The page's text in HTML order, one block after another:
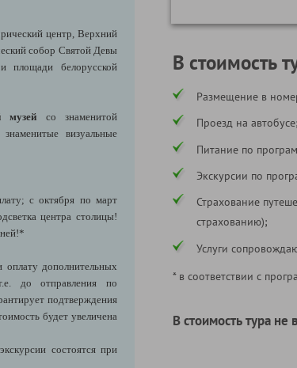
центр, Верхний
собор Святой Девы
площади белорусской
музей со знаменитой
визуальные
с октября по март
центра столицы!
дополнительных
до отправления по
подтверждения
будет увеличена
состоятся при
В стоимость
Размещение в
Проезд на автобусе;
Питание по
Экскурсии по
Страхование
страхованию);
Услуги
* в соответствии с
В стоимость тура не